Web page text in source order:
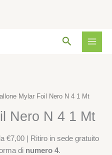
Cerca
Mylar Foil Nero N 4 1 Mt
Nero N 4 1 Mt
€7,00 | Ritiro in sede gratuito
di numero 4.